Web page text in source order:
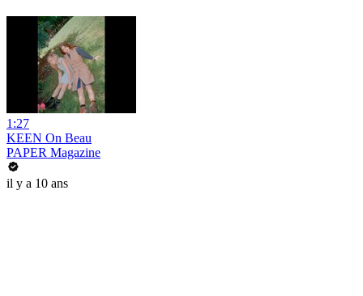
1:27
KEEN On Beau
PAPER Magazine
il y a 10 ans